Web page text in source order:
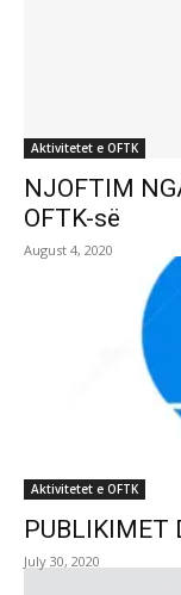
Aktivitetet e OFTK
NJOFTIM
OFTK-së
August 4, 2020
Aktivitetet e OFTK
PUBLIKIMET
July 30, 2020